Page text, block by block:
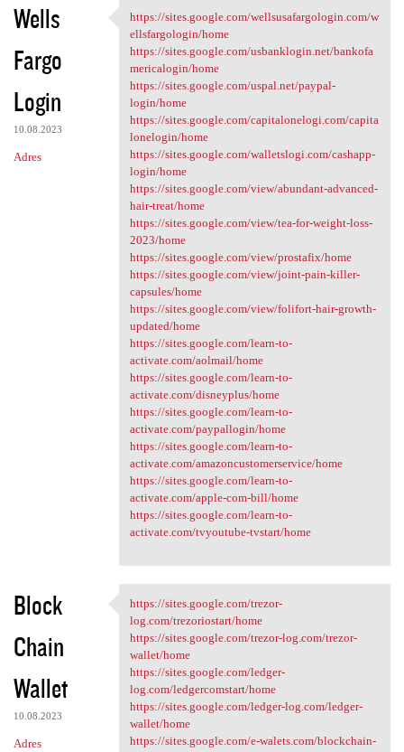
Wells
Fargo
Login
10.08.2023
Adres
https://sites.google.com
https://sites.google.com/wellsusafargologin.com/w
ellsfargologin/home
https://sites.google.com/usbanklogin.net/bankofa
mericalogin/home
https://sites.google.com/uspal.net/paypal-
login/home
https://sites.google.com/capitalonelogi.com/capita
lonelogin/home
https://sites.google.com/walletslogi.com/cashapp-
login/home
https://sites.google.com/view/abundant-advanced-
hair-treat/home
https://sites.google.com/view/tea-for-weight-loss-
2023/home
https://sites.google.com/view/prostafix/home
https://sites.google.com/view/joint-pain-killer-
capsules/home
https://sites.google.com/view/folifort-hair-growth-
updated/home
https://sites.google.com/learn-to-
activate.com/aolmail/home
https://sites.google.com/learn-to-
activate.com/disneyplus/home
https://sites.google.com/learn-to-
activate.com/paypallogin/home
https://sites.google.com/learn-to-
activate.com/amazoncustomerservice/home
https://sites.google.com/learn-to-
activate.com/apple-com-bill/home
https://sites.google.com/learn-to-
activate.com/tvyoutube-tvstart/home
Block
Chain
Wallet
10.08.2023
Adres
https://sites.google.com
https://sites.google.com/trezor-
log.com/trezoriostart/home
https://sites.google.com/trezor-log.com/trezor-
wallet/home
https://sites.google.com/ledger-
log.com/ledgercomstart/home
https://sites.google.com/ledger-log.com/ledger-
wallet/home
https://sites.google.com/e-walets.com/blockchain-